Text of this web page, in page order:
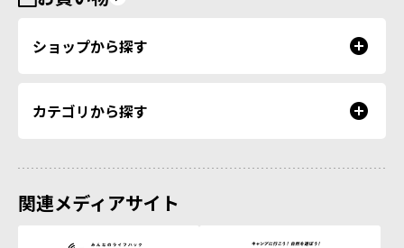
ショップから探す
カテゴリから探す
関連メディアサイト